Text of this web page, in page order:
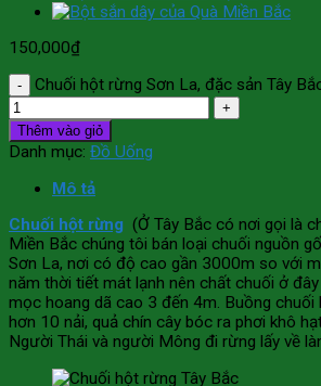
150,000₫
Chuối hột rừng Sơn La, đặc sản Tây
Thêm vào giỏ
Danh mục: Đồ Uống
Mô tả
Chuối hột rừng (Ở Tây Bắc có nơi gọi là
Miền Bắc chúng tôi bán loại chuối nguồn
Sơn La, nơi có độ cao gần 3000m so với
năm thời tiết mát lạnh nên chất chuối ở
mọc hoang dã cao 3 đến 4m. Buồng
hơn 10 nải, quả chín cây bóc ra phơi khô
Người Thái và người Mông đi rừng lấy về